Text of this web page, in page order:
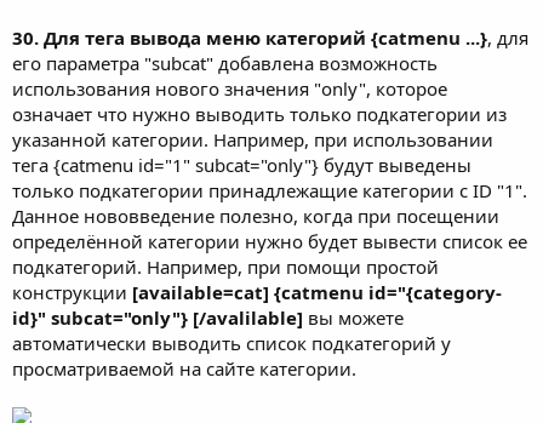
30. Для тега вывода меню категорий {catmenu ...}, для
его параметра "subcat" добавлена возможность
использования нового значения "only", которое
означает что нужно выводить только подкатегории из
указанной категории. Например, при использовании
тега {catmenu id="1" subcat="only"} будут выведены
только подкатегории принадлежащие категории с ID "1".
Данное нововведение полезно, когда при посещении
определённой категории нужно будет вывести список ее
подкатегорий. Например, при помощи простой
конструкции [available=cat] {catmenu id="{category-
id}" subcat="only"} [/avalilable] вы можете
автоматически выводить список подкатегорий у
просматриваемой на сайте категории.